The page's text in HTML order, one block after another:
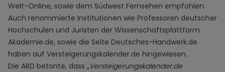
Welt-Online, sowie dem Südwest Fernsehen empfohlen.
Auch renommierte Institutionen wie Professoren deutscher
Hochschulen und Juristen der Wissenschaftsplattform
Akademie.de, sowie die Seite Deutsches-Handwerk.de
haben auf Versteigerungskalender.de hingewiesen.
Die ARD betonte, dass „Versteigerungskalender.de